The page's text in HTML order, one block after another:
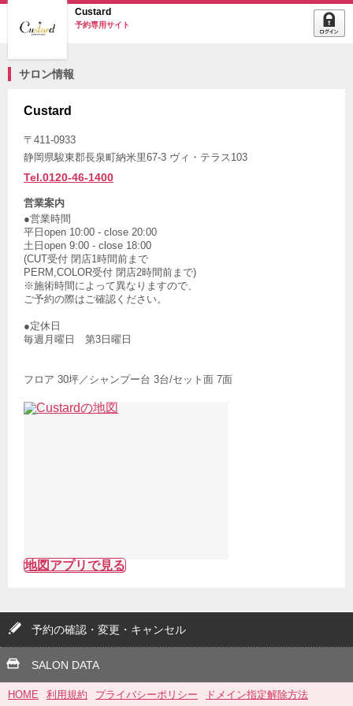
Custard
予約専用サイト
サロン情報
Custard
〒411-0933
静岡県駿東郡長泉町納米里67-3 ヴィ・テラス103
Tel.0120-46-1400
営業案内
●営業時間
平日open 10:00 - close 20:00
土日open 9:00 - close 18:00
(CUT受付 閉店1時間前まで
PERM,COLOR受付 閉店2時間前まで)
※施術時間によって異なりますので、
ご予約の際はご確認ください。
●定休日
毎週月曜日 第3日曜日
フロア 30坪／シャンプー台 3台/セット面 7面
地図アプリで見る
予約の確認・変更・キャンセル
SALON DATA
HOME 利用規約 プライバシーポリシー ドメイン指定解除方法